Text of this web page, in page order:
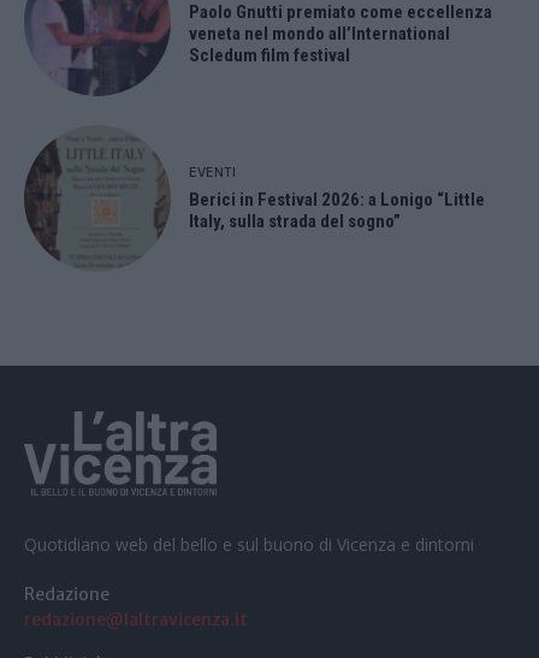
Paolo Gnutti premiato come eccellenza
veneta nel mondo all’International
Scledum film festival
EVENTI
Berici in Festival 2026: a Lonigo “Little
Italy, sulla strada del sogno”
Quotidiano web del bello e sul buono di Vicenza e dintorni
Redazione
redazione@laltravicenza.it